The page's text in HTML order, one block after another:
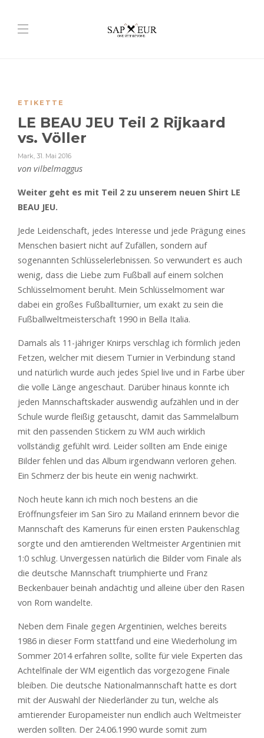
ETIKETTE
LE BEAU JEU Teil 2 Rijkaard
vs. Völler
Mark, 31. Mai 2016
von vilbelmaggus
Weiter geht es mit Teil 2 zu unserem neuen Shirt LE
BEAU JEU.
Jede Leidenschaft, jedes Interesse und jede Prägung eines
Menschen basiert nicht auf Zufällen, sondern auf
sogenannten Schlüsselerlebnissen. So verwundert es auch
wenig, dass die Liebe zum Fußball auf einem solchen
Schlüsselmoment beruht. Mein Schlüsselmoment war
dabei ein großes Fußballturnier, um exakt zu sein die
Fußballweltmeisterschaft 1990 in Bella Italia.
Damals als 11-jähriger Knirps verschlag ich förmlich jeden
Fetzen, welcher mit diesem Turnier in Verbindung stand
und natürlich wurde auch jedes Spiel live und in Farbe über
die volle Länge angeschaut. Darüber hinaus konnte ich
jeden Mannschaftskader auswendig aufzählen und in der
Schule wurde fleißig getauscht, damit das Sammelalbum
mit den passenden Stickern zu WM auch wirklich
vollständig gefühlt wird. Leider sollten am Ende einige
Bilder fehlen und das Album irgendwann verloren gehen.
Ein Schmerz der bis heute ein wenig nachwirkt.
Noch heute kann ich mich noch bestens an die
Eröffnungsfeier im San Siro zu Mailand erinnern bevor die
Mannschaft des Kameruns für einen ersten Paukenschlag
sorgte und den amtierenden Weltmeister Argentinien mit
1:0 schlug. Unvergessen natürlich die Bilder vom Finale als
die deutsche Mannschaft triumphierte und Franz
Beckenbauer beinah andächtig und alleine über den Rasen
von Rom wandelte.
Neben dem Finale gegen Argentinien, welches bereits
1986 in dieser Form stattfand und eine Wiederholung im
Sommer 2014 erfahren sollte, sollte für viele Experten das
Achtelfinale der WM eigentlich das vorgezogene Finale
bleiben. Die deutsche Nationalmannschaft hatte es dort
mit der Auswahl der Niederländer zu tun, welche als
amtierender Europameister nun endlich auch Weltmeister
werden sollten. Der 24.06.1990 wurde somit zum